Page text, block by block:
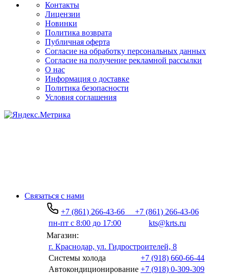
Контакты
Лицензии
Новинки
Политика возврата
Публичная оферта
Согласие на обработку персональных данных
Согласие на получение рекламной рассылки
О нас
Информация о доставке
Политика безопасности
Условия соглашения
Связаться с нами
+7 (861) 266-43-66
+7 (861) 266-43-06
пн-пт с 8:00 до 17:00
kts@krts.ru
Магазин:
г. Краснодар, ул. Гидростроителей, 8
Системы холода
+7 (918) 660-66-44
Автокондиционирование +7 (918) 0-309-309